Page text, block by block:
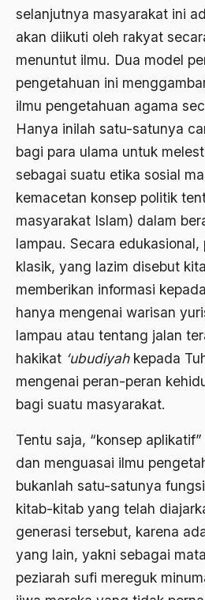
selanjutnya masyarakat ini
akan diikuti oleh rakyat
menuntut ilmu. Dua model
pengetahuan ini
ilmu pengetahuan agama
Hanya inilah satu-satunya
bagi para ulama untuk
sebagai suatu etika sosial
kemacetan konsep politik
masyarakat Islam) dalam
lampau. Secara
klasik, yang lazim disebut
memberikan informasi
hanya mengenai warisan
lampau atau tentang jalan
hakikat ‘ubudiyahkepada
mengenai peran-peran
bagi suatu masyarakat.
Tentu saja, “konsep
dan menguasai ilmu
bukanlah satu-satunya
kitab-kitab yang telah
generasi tersebut, karena
yang lain, yakni sebagai
peziarah sufi mereguk
Anti Kekerasan
Anti Klimak
Anti-Kekerasan
António de Oliveira Salazar
Antonio Gramsci
Antony Van Leeuwenhoek
antroposentrisme
Anwar Ibrahim
apa yang kau cari palupi
Aparat Keamanan
APEC
Ar-Raniry
arab
arafat